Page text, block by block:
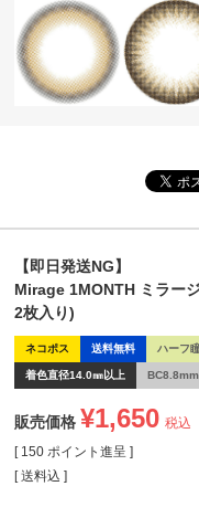
【即日発送NG】
Mirage 1MONTH ミラー
2枚入り)
ネコポス 送料無料 ハーフ
着色直径14.0㎜以上 BC8.8mm
販売価格 ¥1,650 税込
[ 150 ポイント進呈 ]
送料込